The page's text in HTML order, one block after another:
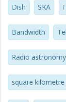
and Band 2
individual feed
3, 4, 5a, 5b, and
Initially only
15.4 GHz) will
of recent
and path to
Dish SKA
Bandwidth
Radio astronomy
square